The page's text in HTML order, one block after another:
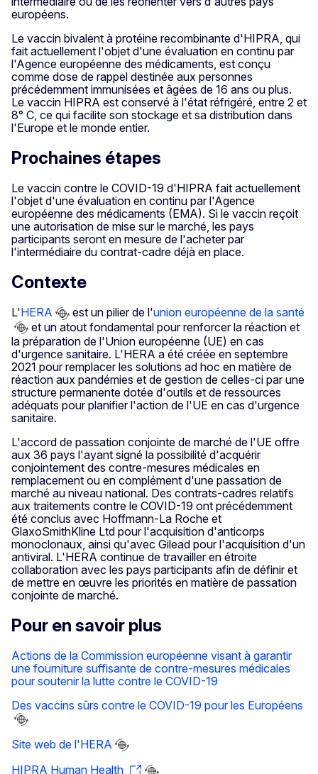
européens.
Le vaccin bivalent à protéine recombinante d'HIPRA, qui
fait actuellement l'objet d'une évaluation en continu par
l'Agence européenne des médicaments, est conçu
comme dose de rappel destinée aux personnes
précédemment immunisées et âgées de 16 ans ou plus.
Le vaccin HIPRA est conservé à l'état réfrigéré, entre 2 et
8° C, ce qui facilite son stockage et sa distribution dans
l'Europe et le monde entier.
Prochaines étapes
Le vaccin contre le COVID-19 d'HIPRA fait actuellement
l'objet d'une évaluation en continu par l'Agence
européenne des médicaments (EMA). Si le vaccin reçoit
une autorisation de mise sur le marché, les pays
participants seront en mesure de l'acheter par
l'intermédiaire du contrat-cadre déjà en place.
Contexte
L'HERA est un pilier de l'union européenne de la santé
et un atout fondamental pour renforcer la réaction et
la préparation de l'Union européenne (UE) en cas
d'urgence sanitaire. L'HERA a été créée en septembre
2021 pour remplacer les solutions ad hoc en matière de
réaction aux pandémies et de gestion de celles-ci par une
structure permanente dotée d'outils et de ressources
adéquats pour planifier l'action de l'UE en cas d'urgence
sanitaire.
L'accord de passation conjointe de marché de l'UE offre
aux 36 pays l'ayant signé la possibilité d'acquérir
conjointement des contre-mesures médicales en
remplacement ou en complément d'une passation de
marché au niveau national. Des contrats-cadres relatifs
aux traitements contre le COVID-19 ont précédemment
été conclus avec Hoffmann-La Roche et
GlaxoSmithKline Ltd pour l'acquisition d'anticorps
monoclonaux, ainsi qu'avec Gilead pour l'acquisition d'un
antiviral. L'HERA continue de travailler en étroite
collaboration avec les pays participants afin de définir et
de mettre en œuvre les priorités en matière de passation
conjointe de marché.
Pour en savoir plus
Actions de la Commission européenne visant à garantir
une fourniture suffisante de contre-mesures médicales
pour soutenir la lutte contre le COVID-19
Des vaccins sûrs contre le COVID-19 pour les Européens
Site web de l'HERA
HIPRA Human Health